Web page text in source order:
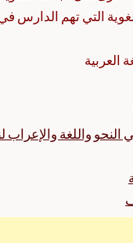
التي تهم الدارس
العربية
واللغة والإعراب